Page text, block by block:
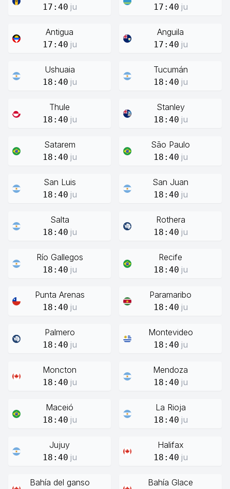
17:40 ju 17:40 ju
Antigua
17:40 ju
Anguila
17:40 ju
Ushuaia
18:40 ju
Tucumán
18:40 ju
Thule
18:40 ju
Stanley
18:40 ju
Satarem
18:40 ju
São Paulo
18:40 ju
San Luis
18:40 ju
San Juan
18:40 ju
Salta
18:40 ju
Rothera
18:40 ju
Río Gallegos
18:40 ju
Recife
18:40 ju
Punta Arenas
18:40 ju
Paramaribo
18:40 ju
Palmero
18:40 ju
Montevideo
18:40 ju
Moncton
18:40 ju
Mendoza
18:40 ju
Maceió
18:40 ju
La Rioja
18:40 ju
Jujuy
18:40 ju
Halifax
18:40 ju
Bahía del ganso Bahía Glace